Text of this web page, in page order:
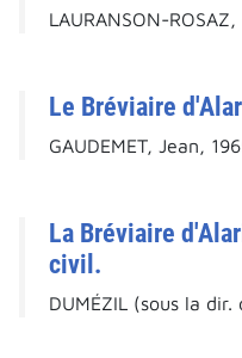
LAURANSON-
Le Bréviaire
GAUDEMET, Jean,
La Bréviaire
civil.
DUMÉZIL (sous la